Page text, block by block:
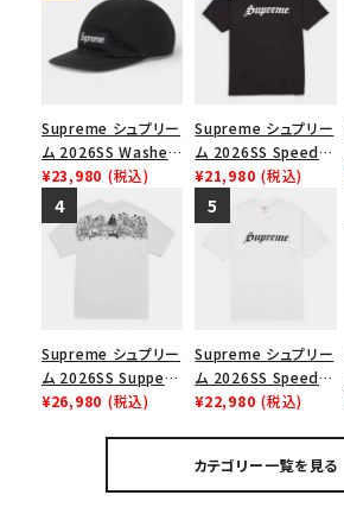
Supreme シュプリー
ム 2026SS Washed
Chino Twill Camp
Cap ウォッシュド チ
ノツイル キャンプキャ
ップ ブラック
¥23,980 (税込)
Supreme シュプリー
ム 2026SS Speed
Tee スピードTシャツ
ブラック
¥21,980 (税込)
Supreme シュプリー
ム 2026SS Supper
Tee サパーTシャツ
¥26,980 (税込)
Supreme シュプリー
ム 2026SS Speed
Tee スピードTシャツ
¥22,980 (税込)
カテゴリー一覧を見る